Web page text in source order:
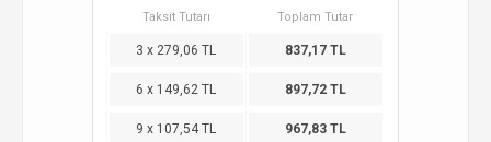
Taksit Tutarı Toplam Tutar
3 x 279,06 TL 837,17 TL
6 x 149,62 TL 897,72 TL
9 x 107,54 TL 967,83 TL